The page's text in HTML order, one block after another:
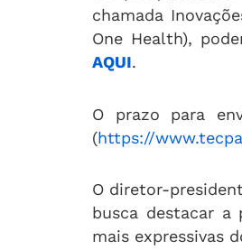
chamada
One Health),
AQUI.
O prazo para
(https://
O diretor-
busca destacar a
mais expressivas